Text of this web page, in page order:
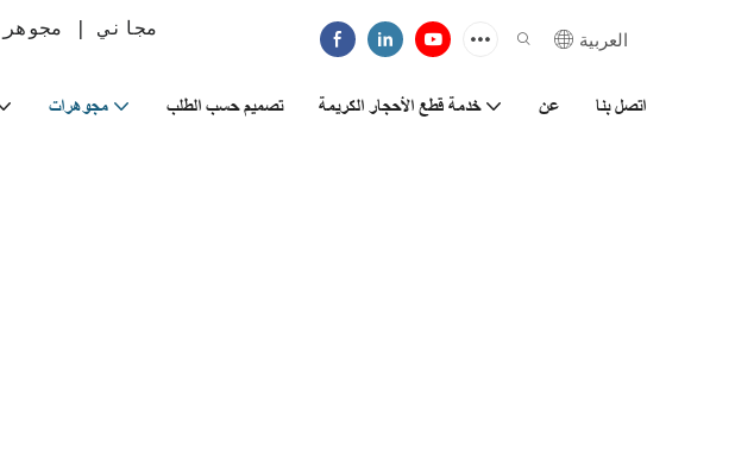
العربية
مجوهرات تصميم حسب الطلب خدمة قطع الأحجار الكريمة عن اتصل بنا